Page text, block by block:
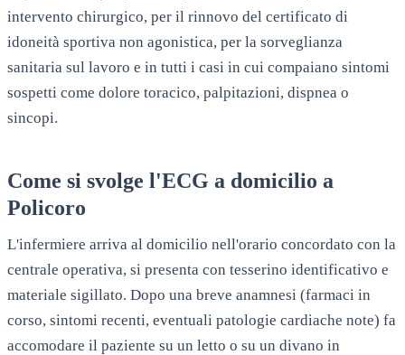
intervento chirurgico, per il rinnovo del certificato di
idoneità sportiva non agonistica, per la sorveglianza
sanitaria sul lavoro e in tutti i casi in cui compaiano sintomi
sospetti come dolore toracico, palpitazioni, dispnea o
sincopi.
Come si svolge l'ECG a domicilio a
Policoro
L'infermiere arriva al domicilio nell'orario concordato con la
centrale operativa, si presenta con tesserino identificativo e
materiale sigillato. Dopo una breve anamnesi (farmaci in
corso, sintomi recenti, eventuali patologie cardiache note) fa
accomodare il paziente su un letto o su un divano in